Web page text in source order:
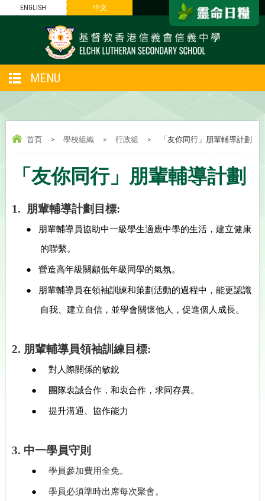
ENGLISH 中文
MENU
首頁 > 學校組織 > 行政組 > 「友你同行」朋輩輔導計劃
「友你同行」朋輩輔導計劃
1. 朋輩輔導計劃目標:
● 朋輩輔導員協助中一級學生適應中學的生活，建立健康
的聯繫。
● 營造高年級關顧低年級同學的氣氛。
● 朋輩輔導員在領袖訓練和策劃活動的過程中，能更認識
自我、建立自信，並學會關懷他人，促進個人成長。
2. 朋輩輔導員領袖訓練目標:
● 對人際關係的敏銳
● 團隊衷誠合作，和衷合作，求同存異。
● 提升溝通、協作能力
3. 中一學員守則
● 學員參加費用全免。
● 學員必須準時出席每次聚會。